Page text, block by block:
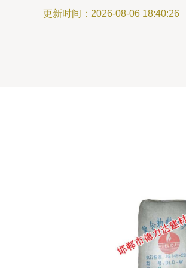
更新时间：2026-08-06 18:40:26